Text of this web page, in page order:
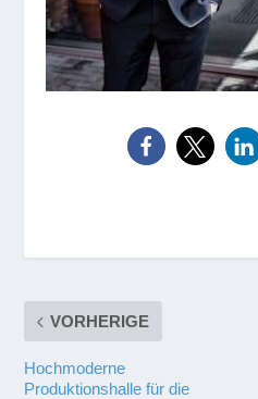
VORHERIGE
Hochmoderne
Produktionshalle für die